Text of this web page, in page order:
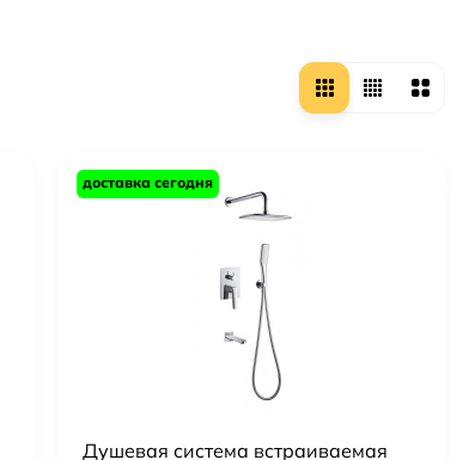
доставка сегодня
Душевая система встраиваемая